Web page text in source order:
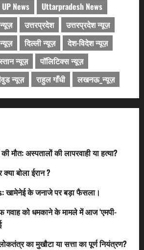
UP News
Uttarpradesh News
उत्तरप्रदेश
उत्तरप्रदेश न्यूज़
दिल्ली न्यूज़
देश-विदेश न्यूज़
न्यूज़
पॉलिटिक्स न्यूज़
न्यूज़ राहुल गाँधी लखनऊ_न्यूज़
मौत: अस्पतालों की लापरवाही या हत्या?
बोला ईरान ?
खामेनेई के जनाजे पर बड़ा फैसला।
गवाह को धमकाने के मामले में आज ‘एमपी-
का मुखौटा या सत्ता का पूर्ण नियंत्रण?